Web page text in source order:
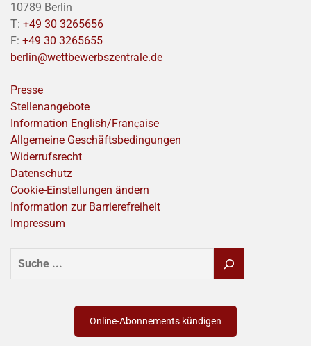
10789 Berlin
T: +49 30 3265656
F: +49 30 3265655
berlin@wettbewerbszentrale.de
Presse
Stellenangebote
Information English/Franҫaise
Allgemeine Geschäftsbedingungen
Widerrufsrecht
Datenschutz
Cookie-Einstellungen ändern
Information zur Barrierefreiheit
Impressum
SUCHEN
Online-Abonnements kündigen